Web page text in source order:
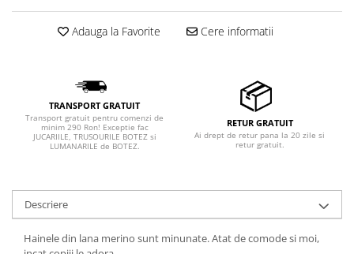
Adauga la Favorite Cere informatii
TRANSPORT GRATUIT
Transport gratuit pentru comenzi de
minim 290 Ron! Exceptie fac
JUCARIILE, TRUSOURILE BOTEZ si
LUMANARILE de BOTEZ.
RETUR GRATUIT
Ai drept de retur pana la 20 zile si
retur gratuit.
Descriere
Hainele din lana merino sunt minunate. Atat de comode si moi,